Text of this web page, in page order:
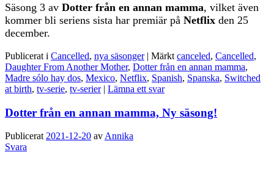
Säsong 3 av Dotter från en annan mamma, vilket även
kommer bli seriens sista har premiär på Netflix den 25
december.
Publicerat i Cancelled, nya säsonger | Märkt canceled, Cancelled,
Daughter From Another Mother, Dotter från en annan mamma,
Madre sólo hay dos, Mexico, Netflix, Spanish, Spanska, Switched
at birth, tv-serie, tv-serier | Lämna ett svar
Dotter från en annan mamma, Ny säsong!
Publicerat 2021-12-20 av Annika
Svara